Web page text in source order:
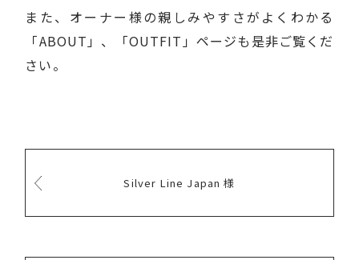
また、オーナー様の親しみやすさがよくわかる
「ABOUT」、「OUTFIT」ページも是非ご覧くだ
さい。
Silver Line Japan 様